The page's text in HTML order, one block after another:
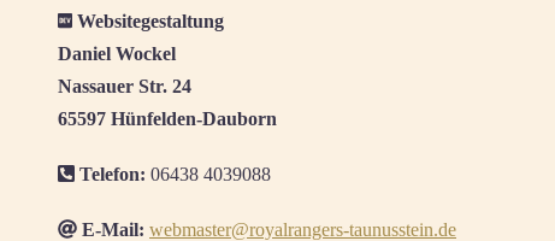
Websitegestaltung
Daniel Wockel
Nassauer Str. 24
65597 Hünfelden-Dauborn
Telefon: 06438 4039088
E-Mail: webmaster@royalrangers-taunusstein.de